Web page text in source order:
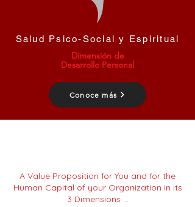
Salud Psico-Social y Espiritual
Dimensión de
Desarrollo Personal
Conoce más
A Value Proposition for You and for the
Human Capital of your Organization in its
3 Dimensions ...